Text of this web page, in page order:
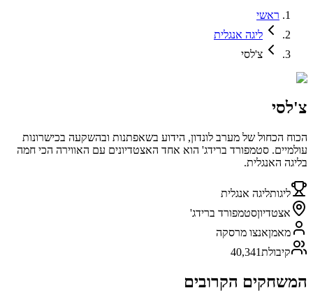
ראשי
ליגה אנגלית
צ'לסי
צ'לסי
הכוח הכחול של מערב לונדון, הידוע בשאפתנות ובהשקעה בכישרונות
עולמיים. סטמפורד ברידג' הוא אחד האצטדיונים עם האווירה הכי חמה
בליגה האנגלית.
ליגותליגה אנגלית
אצטדיוןסטמפורד ברידג'
מאמןאנצו מרסקה
קיבולת40,341
המשחקים הקרובים